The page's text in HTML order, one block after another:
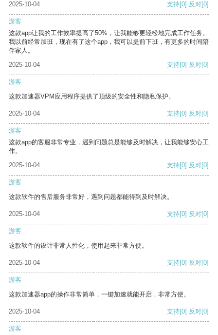
2025-10-04 支持[0] 反对[0]
游客
这款app让我的工作效率提高了50%，让我能够更轻松地完成工作任务。
我以前经常加班，现在有了这个app，我可以提前下班，有更多的时间陪
伴家人。
2025-10-04
支持[0] 反对[0]
游客
这款加速器VPM应用程序提供了顶级的安全性和隐私保护。
2025-10-04 支持[0] 反对[0]
游客
这款app的客服非常专业，遇到问题总是能够及时解决，让我能够安心工
作。
2025-10-04
支持[0] 反对[0]
游客
这款软件的售后服务非常好，遇到问题都能得到及时解决。
2025-10-04 支持[0] 反对[0]
游客
这款软件的设计非常人性化，使用起来非常方便。
2025-10-04 支持[0] 反对[0]
游客
这款加速器app的操作非常简单，一键加速就能开启，非常方便。
2025-10-04 支持[0] 反对[0]
游客